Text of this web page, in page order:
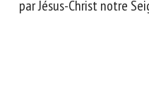
par Jésus-Christ notre